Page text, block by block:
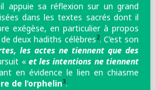
appuie sa réflexion sur un grand
dans les textes sacrés dont il
exégèse, en particulier à propos
deux hadiths célèbres2. C’est son
les actes ne tiennent que des
« et les intentions ne tiennent
en évidence le lien en chiasme
de l’orphelin3.